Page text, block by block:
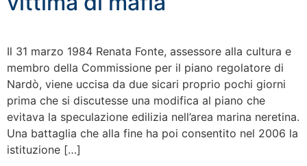
Il 31 marzo 1984 Renata Fonte, assessore alla cultura e
membro della Commissione per il piano regolatore di
Nardò, viene uccisa da due sicari proprio pochi giorni
prima che si discutesse una modifica al piano che
evitava la speculazione edilizia nell’area marina neretina.
Una battaglia che alla fine ha poi consentito nel 2006 la
istituzione […]